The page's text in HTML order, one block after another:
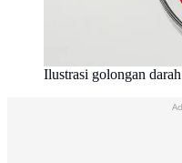
Ilustrasi golongan